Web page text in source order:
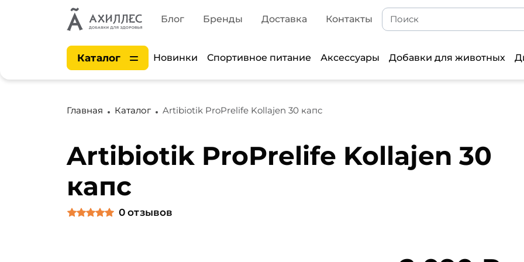
Блог Бренды Доставка Контакты
Каталог Новинки Спортивное питание Аксессуары Добавки для животных
Главная Каталог Artibiotik ProPrelife Kollajen 30 капс
Artibiotik ProPrelife Kollajen 30
капс
0 отзывов